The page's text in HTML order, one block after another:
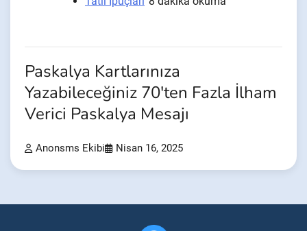
Paskalya Kartlarınıza
Yazabileceğiniz 70'ten Fazla İlham
Verici Paskalya Mesajı
Anonsms Ekibi Nisan 16, 2025